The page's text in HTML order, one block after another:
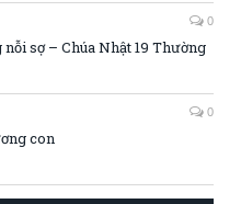
0
sợ – Chúa Nhật 19 Thường
0
con